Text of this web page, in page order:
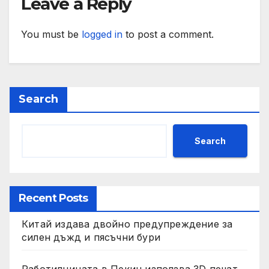
You must be logged in to post a comment.
Search
Search
Recent Posts
Китай издава двойно предупреждение за
силен дъжд и пясъчни бури